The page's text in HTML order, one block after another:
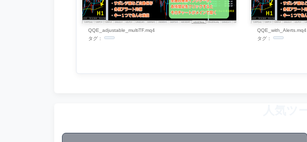
QQE_adjustable_multiTF.mq4
タグ：
QQE_with_Alerts.mq4
タグ：